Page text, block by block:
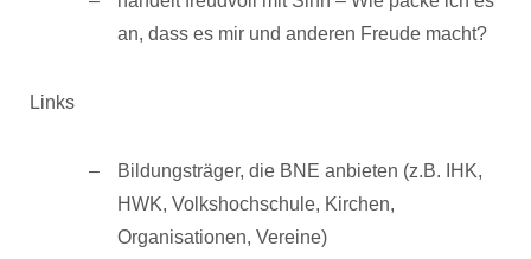
an, dass es mir und anderen Freude macht?
Links
Bildungsträger, die BNE anbieten (z.B. IHK,
HWK, Volkshochschule, Kirchen,
Organisationen, Vereine)